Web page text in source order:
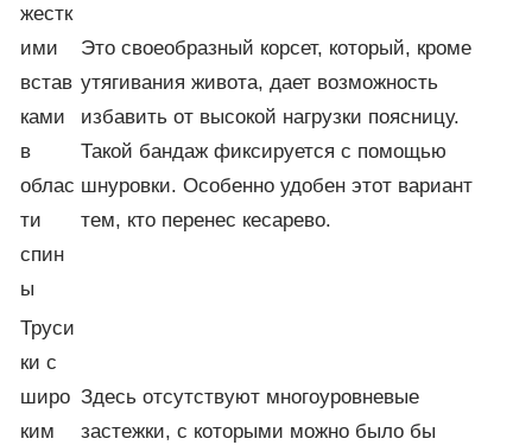
жестк
ими
встав
ками
в
облас
ти
спин
ы
Это своеобразный корсет, который, кроме
утягивания живота, дает возможность
избавить от высокой нагрузки поясницу.
Такой бандаж фиксируется с помощью
шнуровки. Особенно удобен этот вариант
тем, кто перенес кесарево.
Труси
ки с
широ
ким
Здесь отсутствуют многоуровневые
застежки, с которыми можно было бы